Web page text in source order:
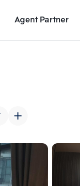
Agent Partner
Unit Details
units
2